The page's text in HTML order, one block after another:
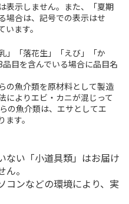
表示しません。また、「夏期
場合は、記号での表示はせ
ます。
」「落花生」「えび」「か
目を含んでいる場合に品目名
の魚介類を原材料として製造
によりエビ・カニが混じって
の魚介類は、エサとしてエ
す。
ない「小道具類」はお届け
。
コンなどの環境により、実